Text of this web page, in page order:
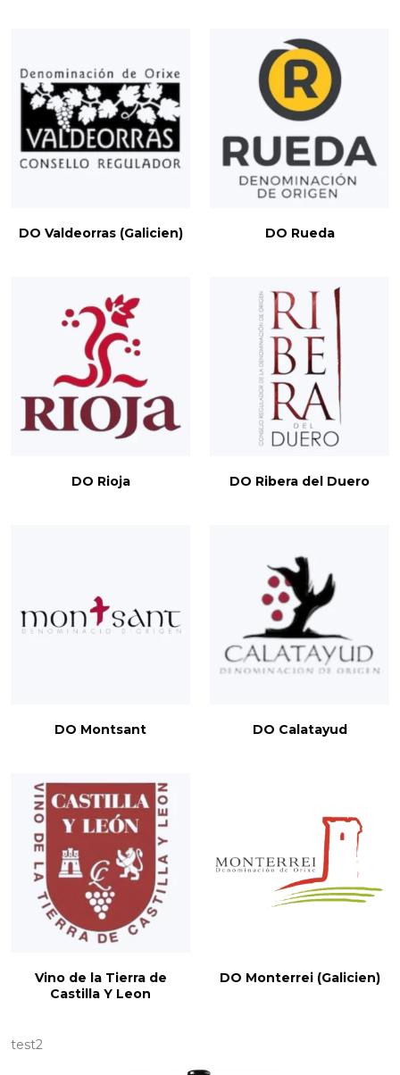
DO Valdeorras (Galicien) DO Rueda
DO Rioja DO Ribera del Duero
DO Montsant DO Calatayud
Vino de la Tierra de
Castilla Y Leon
DO Monterrei (Galicien)
test2